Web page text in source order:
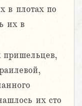
в плотах по
их в
их сто